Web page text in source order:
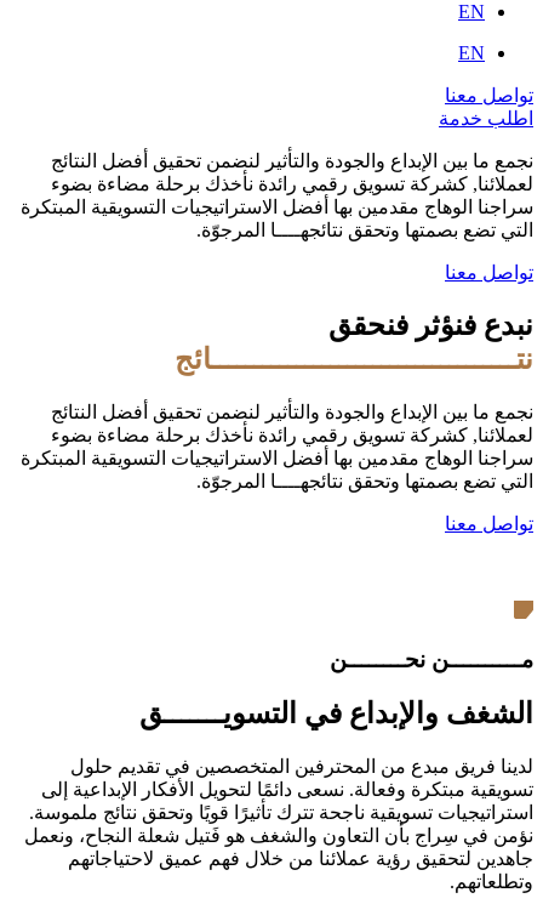
EN
EN
تواصل معنا
اطلب خدمة
نجمع ما بين الإبداع والجودة والتأثير لنضمن تحقيق أفضل النتائج
لعملائنا, كشركة تسويق رقمي رائدة نأخذك برحلة مضاءة بضوء
سراجنا الوهاج مقدمين بها أفضل الاستراتيجيات التسويقية المبتكرة
التي تضع بصمتها وتحقق نتائجهــــا المرجوّة.
تواصل معنا
نبدع فنؤثر فنحقق
نتــــــــــــــــــــــــــــــــــــائج
نجمع ما بين الإبداع والجودة والتأثير لنضمن تحقيق أفضل النتائج
لعملائنا, كشركة تسويق رقمي رائدة نأخذك برحلة مضاءة بضوء
سراجنا الوهاج مقدمين بها أفضل الاستراتيجيات التسويقية المبتكرة
التي تضع بصمتها وتحقق نتائجهــــا المرجوّة.
تواصل معنا
مــــــــــن نحــــــــن
الشغف والإبداع في التسويـــــــق
لدينا فريق مبدع من المحترفين المتخصصين في تقديم حلول
تسويقية مبتكرة وفعالة. نسعى دائمًا لتحويل الأفكار الإبداعية إلى
استراتيجيات تسويقية ناجحة تترك تأثيرًا قويًا وتحقق نتائج ملموسة.
نؤمن في سِراج بأن التعاون والشغف هو فَتيل شعلة النجاح، ونعمل
جاهدين لتحقيق رؤية عملائنا من خلال فهم عميق لاحتياجاتهم
وتطلعاتهم.